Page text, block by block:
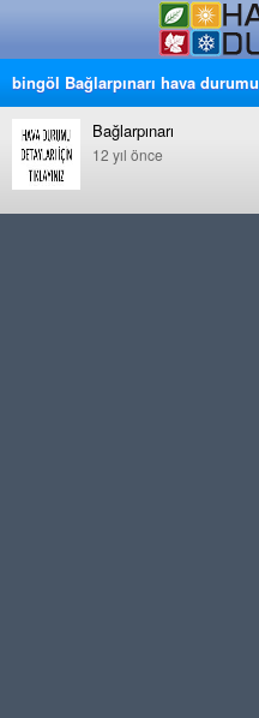
bingöl Bağlarpınarı hava durumu
Bağlarpınarı
12 yıl önce